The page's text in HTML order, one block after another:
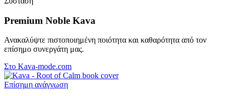
Premium Noble Kava
Ανακαλύψτε πιστοποιημένη ποιότητα και καθαρότητα από τον
επίσημο συνεργάτη μας.
Στο Kava-mode.com
Επίσημη ανάγνωση